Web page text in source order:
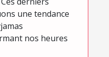
une tendance
nos heures